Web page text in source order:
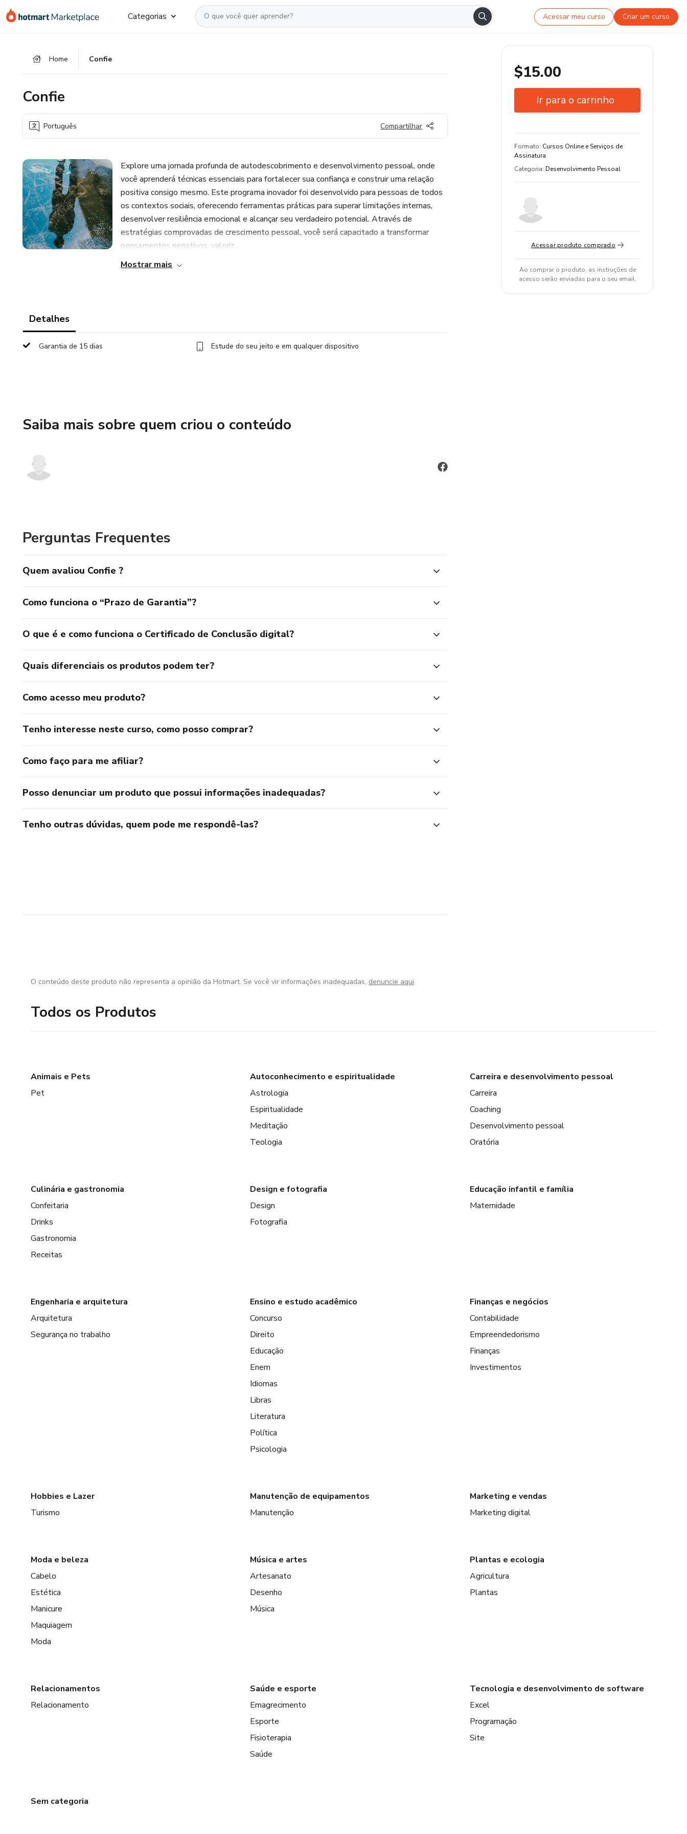
para
para
para
Categorias Acessar meu curso Criar um curso
Home Confie
Confie
Português Compartilhar
Explore uma jornada profunda de autodescobrimento e desenvolvimento pessoal, onde
você aprenderá técnicas essenciais para fortalecer sua confiança e construir uma relação
positiva consigo mesmo. Este programa inovador foi desenvolvido para pessoas de todos
os contextos sociais, oferecendo ferramentas práticas para superar limitações internas,
desenvolver resiliência emocional e alcançar seu verdadeiro potencial. Através de
estratégias comprovadas de crescimento pessoal, você será capacitado a transformar
pensamentos negativos, valoriz...
Mostrar mais
Detalhes
Garantia de 15 dias Estude do seu jeito e em qualquer dispositivo
Saiba mais sobre quem criou o conteúdo
Perguntas Frequentes
Quem avaliou Confie ?
Como funciona o “Prazo de Garantia”?
O que é e como funciona o Certificado de Conclusão digital?
Quais diferenciais os produtos podem ter?
Como acesso meu produto?
Tenho interesse neste curso, como posso comprar?
Como faço para me afiliar?
Posso denunciar um produto que possui informações inadequadas?
Tenho outras dúvidas, quem pode me respondê-las?
$15.00
Ir para o carrinho
Estude do seu jeito e em qualquer
dispositivo
Formato: Cursos Online e Serviços de
Assinatura
Categoria: Desenvolvimento Pessoal
Acessar produto comprado
Ao comprar o produto, as instruções de
acesso serão enviadas para o seu email.
O conteúdo deste produto não representa a opinião da Hotmart. Se você vir informações inadequadas, denuncie aqui
Todos os Produtos
Animais e Pets
Pet
Autoconhecimento e espiritualidade
Astrologia
Espiritualidade
Meditação
Teologia
Carreira e desenvolvimento pessoal
Carreira
Coaching
Desenvolvimento pessoal
Oratória
Culinária e gastronomia
Confeitaria
Drinks
Gastronomia
Receitas
Design e fotografia
Design
Fotografia
Educação infantil e família
Maternidade
Engenharia e arquitetura
Arquitetura
Segurança no trabalho
Ensino e estudo acadêmico
Concurso
Direito
Educação
Enem
Idiomas
Libras
Literatura
Política
Psicologia
Finanças e negócios
Contabilidade
Empreendedorismo
Finanças
Investimentos
Hobbies e Lazer
Turismo
Manutenção de equipamentos
Manutenção
Marketing e vendas
Marketing digital
Moda e beleza
Cabelo
Estética
Manicure
Maquiagem
Moda
Música e artes
Artesanato
Desenho
Música
Plantas e ecologia
Agricultura
Plantas
Relacionamentos
Relacionamento
Saúde e esporte
Emagrecimento
Esporte
Fisioterapia
Saúde
Tecnologia e desenvolvimento de software
Excel
Programação
Site
Sem categoria